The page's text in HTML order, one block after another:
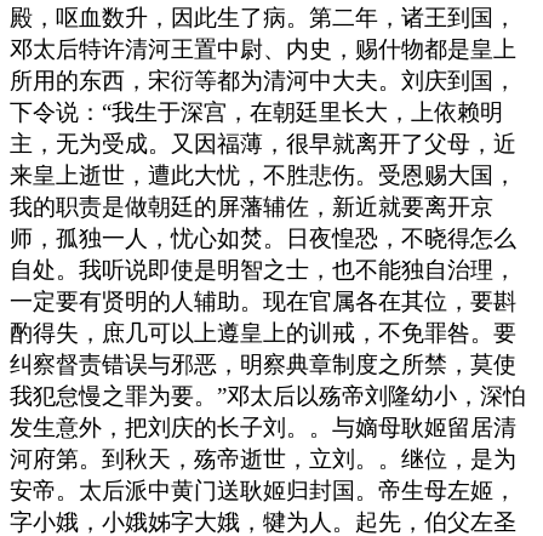
殿，呕血数升，因此生了病。第二年，诸王到国，
邓太后特许清河王置中尉、内史，赐什物都是皇上
所用的东西，宋衍等都为清河中大夫。刘庆到国，
下令说：“我生于深宫，在朝廷里长大，上依赖明
主，无为受成。又因福薄，很早就离开了父母，近
来皇上逝世，遭此大忧，不胜悲伤。受恩赐大国，
我的职责是做朝廷的屏藩辅佐，新近就要离开京
师，孤独一人，忧心如焚。日夜惶恐，不晓得怎么
自处。我听说即使是明智之士，也不能独自治理，
一定要有贤明的人辅助。现在官属各在其位，要斟
酌得失，庶几可以上遵皇上的训戒，不免罪咎。要
纠察督责错误与邪恶，明察典章制度之所禁，莫使
我犯怠慢之罪为要。”邓太后以殇帝刘隆幼小，深怕
发生意外，把刘庆的长子刘。。与嫡母耿姬留居清
河府第。到秋天，殇帝逝世，立刘。。继位，是为
安帝。太后派中黄门送耿姬归封国。帝生母左姬，
字小娥，小娥姊字大娥，犍为人。起先，伯父左圣